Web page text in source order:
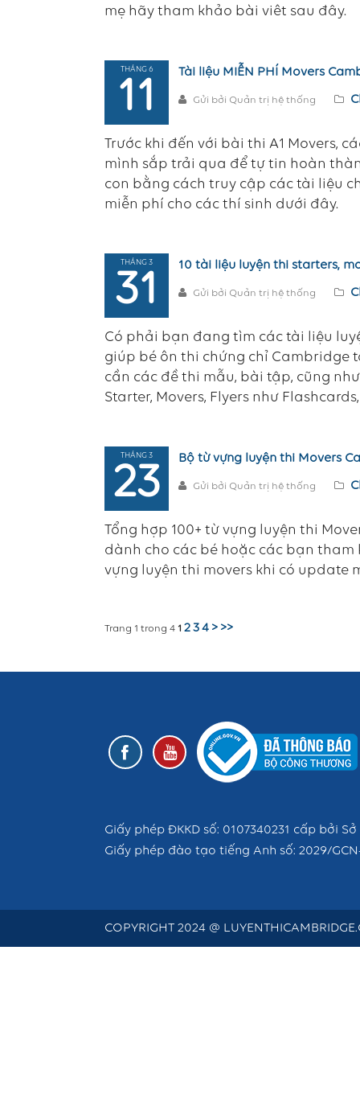
mẹ hãy tham khảo bài viêt sau đây.
THÁNG 6
11
Tài liệu MIỄN PHÍ Movers
Gửi bởi Quản trị hệ thống
Trước khi đến với bài thi A1 Movers,
mình sắp trải qua để tự tin hoàn
con bằng cách truy cập các tài liệu
miễn phí cho các thí sinh dưới đây.
THÁNG 3
31
10 tài liệu luyện thi starters,
Gửi bởi Quản trị hệ thống
Có phải bạn đang tìm các tài liệu
giúp bé ôn thi chứng chỉ Cambridge
cần các đề thi mẫu, bài tập, cũng
Starter, Movers, Flyers như
THÁNG 3
23
Bộ từ vựng luyện thi Movers
Gửi bởi Quản trị hệ thống
Tổng hợp 100+ từ vựng luyện thi
dành cho các bé hoặc các bạn
vựng luyện thi movers khi có update
Trang 1 trong 4 1 234 > >>
Giấy phép ĐKKD số: 0107340231 cấp bởi
Giấy phép đào tạo tiếng Anh số: 2029/
COPYRIGHT 2024 @